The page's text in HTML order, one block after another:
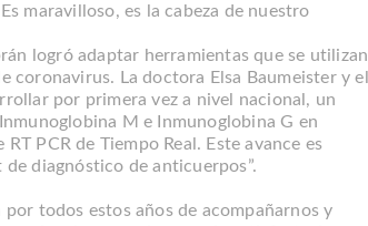
maravilloso, es la cabeza de nuestro
logró adaptar herramientas que se utilizan
La doctora Elsa Baumeister y el
por primera vez a nivel nacional, un
M e Inmunoglobina G en
PCR de Tiempo Real. Este avance es
diagnóstico de anticuerpos”.
todos estos años de acompañarnos y